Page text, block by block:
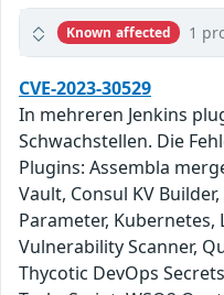
Known affected 1
CVE-2023-30529
In mehreren Jenkins
Schwachstellen. Die
Plugins: Assembla
Vault, Consul KV
Parameter, Kubernetes,
Vulnerability Scanner,
Thycotic DevOps